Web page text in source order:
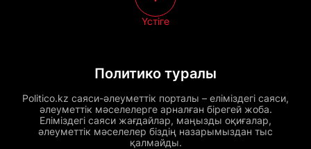
Политико туралы
Politico.kz саяси-әлеуметтік порталы – еліміздегі саяси,
әлеуметтік мәселелерге арналған бірегей жоба.
Еліміздегі саяси жағдайлар, маңызды оқиғалар,
әлеуметтік мәселелер біздің назарымыздан тыс
қалмайды.
Үстіге